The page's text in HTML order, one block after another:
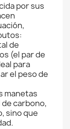
por sus
de
(el par de
para
el peso de
manetas
carbono,
sino que